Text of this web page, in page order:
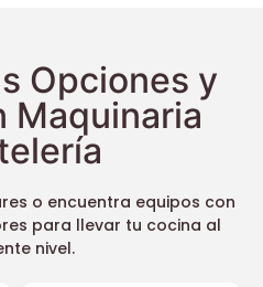
Opciones y
Maquinaria
o encuentra equipos con
para llevar tu cocina al
nivel.